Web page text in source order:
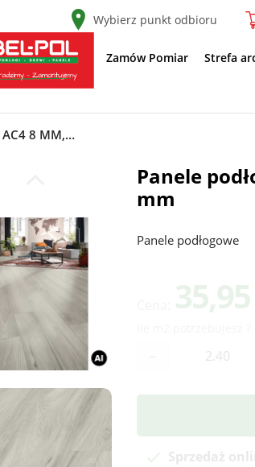
Wybierz punkt odbioru
Zamów Pomiar Strefa
PANELE PODŁOGOWE WIĄZ AMARANTA AC4 8 MM, 80SE-5375
Panele
mm
Panele podłogowe